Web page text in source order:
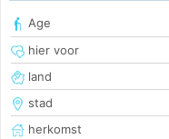
Age
hier voor
land
stad
herkomst